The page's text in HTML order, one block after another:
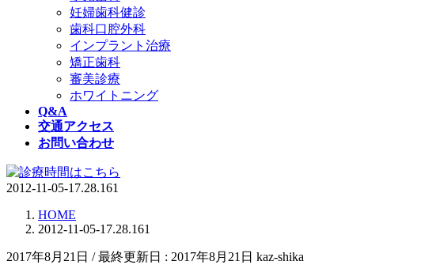
妊婦歯科健診
歯科口腔外科
インプラント治療
矯正歯科
審美診療
ホワイトニング
Q&A
交通アクセス
お問い合わせ
2012-11-05-17.28.161
HOME
2012-11-05-17.28.161
2017年8月21日 / 最終更新日 : 2017年8月21日 kaz-shika